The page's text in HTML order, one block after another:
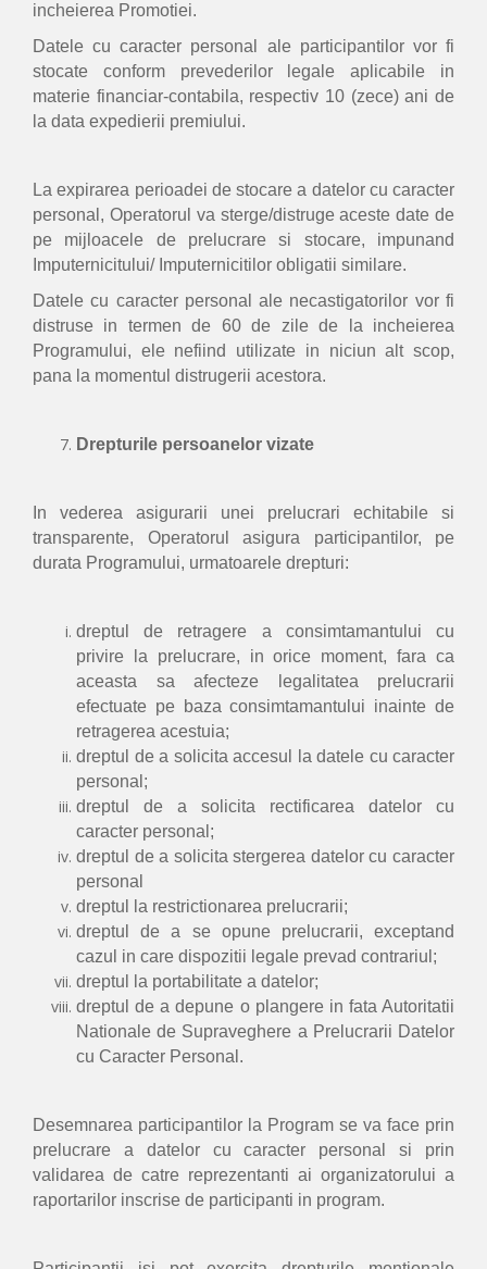
incheierea Promotiei.
Datele cu caracter personal ale participantilor vor fi
stocate conform prevederilor legale aplicabile in
materie financiar-contabila, respectiv 10 (zece) ani de
la data expedierii premiului.
La expirarea perioadei de stocare a datelor cu caracter
personal, Operatorul va sterge/distruge aceste date de
pe mijloacele de prelucrare si stocare, impunand
Imputernicitului/ Imputernicitilor obligatii similare.
Datele cu caracter personal ale necastigatorilor vor fi
distruse in termen de 60 de zile de la incheierea
Programului, ele nefiind utilizate in niciun alt scop,
pana la momentul distrugerii acestora.
Drepturile persoanelor vizate
In vederea asigurarii unei prelucrari echitabile si
transparente, Operatorul asigura participantilor, pe
durata Programului, urmatoarele drepturi:
dreptul de retragere a consimtamantului cu
privire la prelucrare, in orice moment, fara ca
aceasta sa afecteze legalitatea prelucrarii
efectuate pe baza consimtamantului inainte de
retragerea acestuia;
dreptul de a solicita accesul la datele cu caracter
personal;
dreptul de a solicita rectificarea datelor cu
caracter personal;
dreptul de a solicita stergerea datelor cu caracter
personal
dreptul la restrictionarea prelucrarii;
dreptul de a se opune prelucrarii, exceptand
cazul in care dispozitii legale prevad contrariul;
dreptul la portabilitate a datelor;
dreptul de a depune o plangere in fata Autoritatii
Nationale de Supraveghere a Prelucrarii Datelor
cu Caracter Personal.
Desemnarea participantilor la Program se va face prin
prelucrare a datelor cu caracter personal si prin
validarea de catre reprezentanti ai organizatorului a
raportarilor inscrise de participanti in program.